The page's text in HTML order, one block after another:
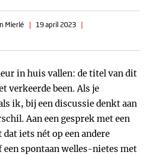
Mierlé | 19 april 2023
|
in huis vallen: de titel van dit
verkeerde been. Als je
ik, bij een discussie denkt aan
Aan een gesprek met een
iets nét op een andere
spontaan welles-nietes met